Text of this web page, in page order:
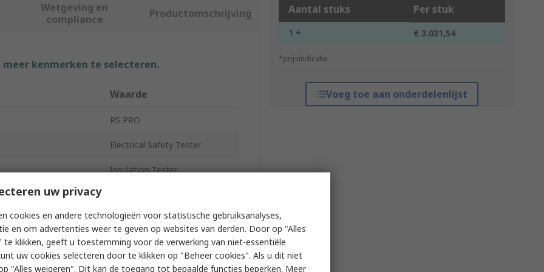
Aantal stuks Per stuk
1 + € 3.031,54
*prijsindicatie
Voeg toe aan onderdelenlijst
Wetgeving en
compliance
Productomschrijving
kenmerken te selecteren.
Waarde
RS PRO
Electrical Safety Tester
Insulation Tester
50V ac/dc
LCD
100mA
uw privacy
cookies en andere technologieën voor statistische gebruiksanalyses,
en om advertenties weer te geven op websites van derden. Door op "Alles
te klikken, geeft u toestemming voor de verwerking van niet-essentiële
uw cookies selecteren door te klikken op "Beheer cookies". Als u dit niet
"Alles weigeren". Dit kan de toegang tot bepaalde functies beperken. Meer